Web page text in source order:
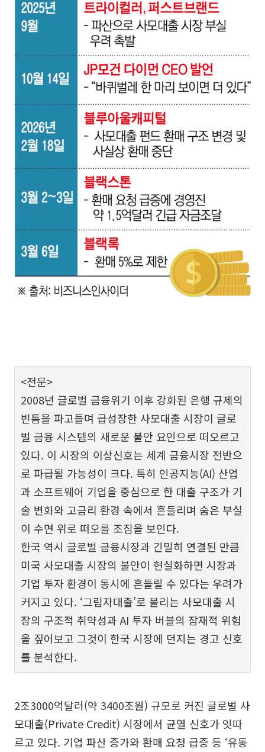
<전문>
2008년 글로벌 금융위기 이후 강화된 은행 규제의
빈틈을 파고들며 급성장한 사모대출 시장이 글로
벌 금융 시스템의 새로운 불안 요인으로 떠오르고
있다. 이 시장의 이상신호는 세계 금융시장 전반으
로 파급될 가능성이 크다. 특히 인공지능(AI) 산업
과 소프트웨어 기업을 중심으로 한 대출 구조가 기
술 변화와 고금리 환경 속에서 흔들리며 숨은 부실
이 수면 위로 떠오를 조짐을 보인다.
한국 역시 글로벌 금융시장과 긴밀히 연결된 만큼
미국 사모대출 시장의 불안이 현실화하면 시장과
기업 투자 환경이 동시에 흔들릴 수 있다는 우려가
커지고 있다. ‘그림자대출’로 불리는 사모대출 시
장의 구조적 취약성과 AI 투자 버블의 잠재적 위험
을 짚어보고 그것이 한국 시장에 던지는 경고 신호
를 분석한다.
2조3000억달러(약 3400조원) 규모로 커진 글로벌 사
모대출(Private Credit) 시장에서 균열 신호가 잇따
르고 있다. 기업 파산 증가와 환매 요청 급증 등 ‘유동